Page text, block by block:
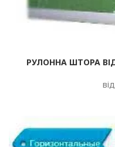
РУЛОННА ШТОРА
від